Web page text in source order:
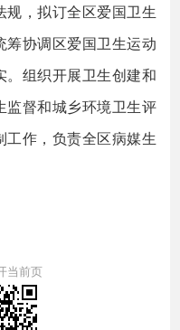
，拟订全区爱国卫生
协调区爱国卫生运动
组织开展卫生创建和
监督和城乡环境卫生评
作，负责全区病媒生
当前页